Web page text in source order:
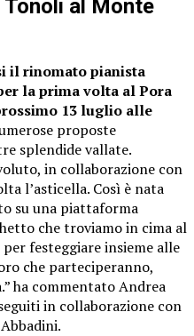
al Monte
il rinomato pianista
la prima volta al Pora
13 luglio alle
proposte
splendide vallate.
in collaborazione con
l’asticella. Così è nata
su una piattaforma
che troviamo in cima al
festeggiare insieme alle
che parteciperanno,
ha commentato Andrea
in collaborazione con